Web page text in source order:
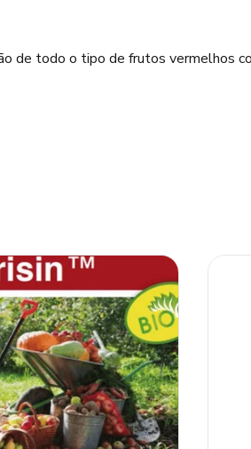
de todo o tipo de frutos vermelhos